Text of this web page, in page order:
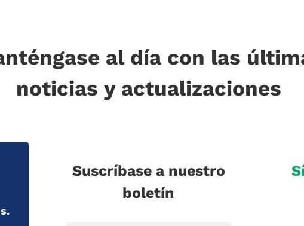
al día con las
noticias y actualizaciones
Suscríbase a nuestro
boletín